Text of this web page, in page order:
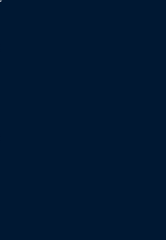
Cristiana